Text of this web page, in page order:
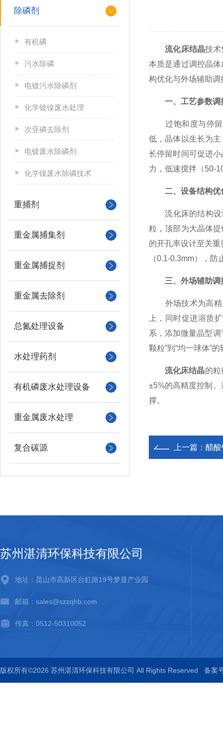
除磷剂
有机磷
污水除磷
电镀污水除磷剂
化学镀镍废水处理
次亚磷去除剂
电镀废水除磷剂
化学镍废水除磷技术
重捕剂
重金属捕集剂
重金属捕捉剂
重金属去除剂
总氮处理设备
水处理药剂
有机磷废水处理设备
重金属废水处理
复合碳源
流化床结晶技术
本质是通过调控晶
构优化与外场辅助调
一、工艺参数
过饱和度与停留
低，晶体以生长为
长停留时间可促进
力，低速搅拌（50-
二、设备结构
流化床的结构设计
粒，顶部为大晶体
的开孔率设计至关
（0.1-0.3mm），
三、外场辅助
外场技术为高精度
上，同时促进溶质
系，添加微量晶型
颗粒”到“均一球体”
流化床结晶的粒
±5%的高精度控制。
撑。
上一篇： 醋
苏州湛清环保科技有限公司
地址：昆山市高新区台虹路19号梦显产业园
邮箱：sales@szzqhb.com
传真：0512-50310052
版权所有©2026 苏州湛清环保科技有限公司 All Rights Reserved 备案